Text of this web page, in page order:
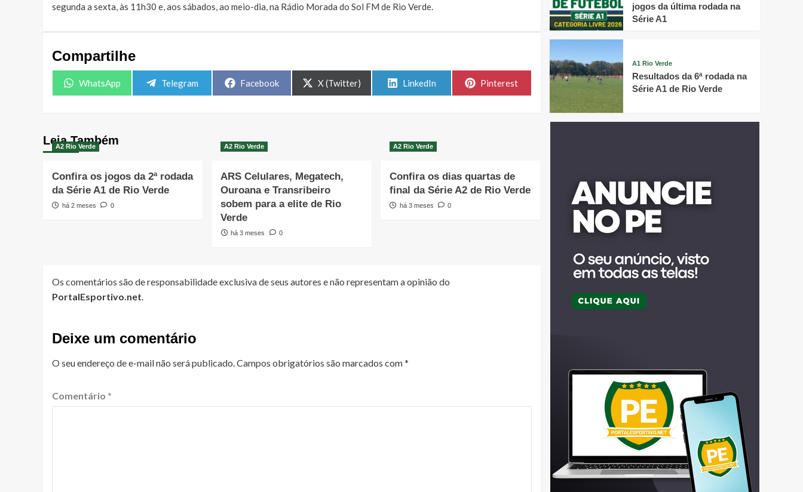
segunda a sexta, às 11h30 e, aos sábados, ao meio-dia, na Rádio Morada do Sol FM de Rio Verde.
Compartilhe
Share
WhatsApp
Share
Telegram
Share
Facebook
Share
on
X (Twitter)
Share
LinkedIn
Share
Pinterest
Leia Também
A2 Rio Verde
Confira os jogos da 2ª rodada
da Série A1 de Rio Verde
há 2 meses 0
A2 Rio Verde
ARS Celulares, Megatech,
Ouroana e Transribeiro
sobem para a elite de Rio
Verde
há 3 meses 0
A2 Rio Verde
Confira os dias quartas de
final da Série A2 de Rio Verde
há 3 meses 0
Os comentários são de responsabilidade exclusiva de seus autores e não representam a opinião do
PortalEsportivo.net.
Deixe um comentário
O seu endereço de e-mail não será publicado.Campos obrigatórios são marcados com*
Comentário *
jogos da última rodada na
Série A1
A1 Rio Verde
Resultados da 6ª rodada na
Série A1 de Rio Verde